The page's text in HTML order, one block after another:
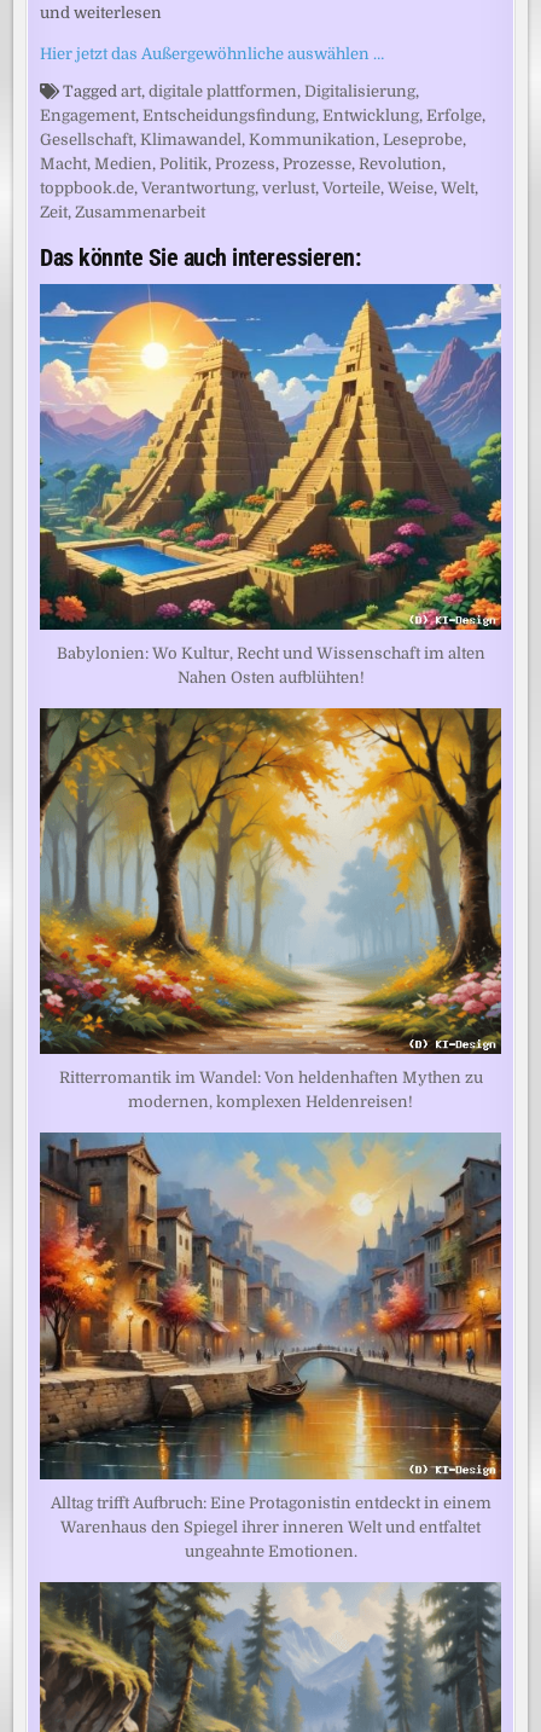
und weiterlesen
Hier jetzt das Außergewöhnliche auswählen …
Taggedart,digitale plattformen,Digitalisierung,
Engagement,Entscheidungsfindung,Entwicklung,Erfolge,
Gesellschaft,Klimawandel,Kommunikation,Leseprobe,
Macht,Medien,Politik,Prozess,Prozesse,Revolution,
toppbook.de,Verantwortung,verlust,Vorteile,Weise,Welt,
Zeit,Zusammenarbeit
Das könnte Sie auch interessieren:
Babylonien: Wo Kultur, Recht und Wissenschaft im alten
Nahen Osten aufblühten!
Ritterromantik im Wandel: Von heldenhaften Mythen zu
modernen, komplexen Heldenreisen!
Alltag trifft Aufbruch: Eine Protagonistin entdeckt in einem
Warenhaus den Spiegel ihrer inneren Welt und entfaltet
ungeahnte Emotionen.